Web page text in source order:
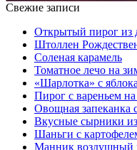
Свежие записи
Открытый пирог из
Штоллен
Соленая карамель
Томатное лечо на
«Шарлотка» с
Пирог с вареньем
Овощная
Вкусные сырники
Шаньги с
Манник воздушный